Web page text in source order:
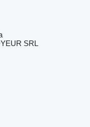
SRL